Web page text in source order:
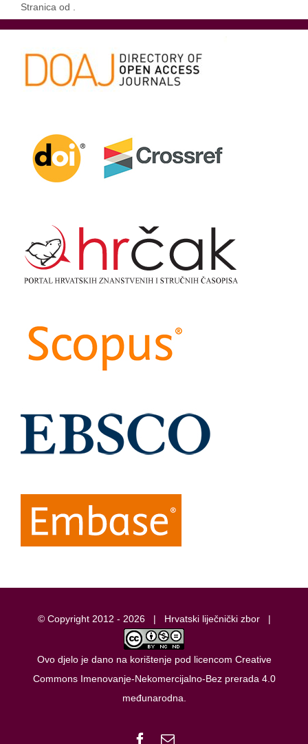
Stranica od .
© Copyright 2012 - 2026 | Hrvatski liječnički zbor|
Ovo djelo je dano na korištenje pod licencom Creative
Commons Imenovanje-Nekomercijalno-Bez prerada 4.0
međunarodna
Facebook
Email: